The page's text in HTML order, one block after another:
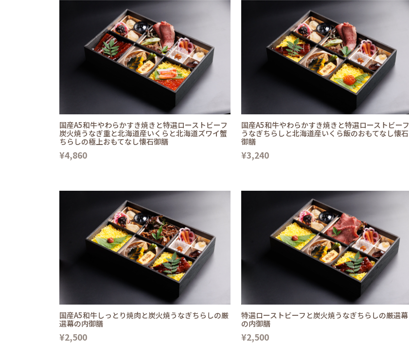
国産A5和牛やわらかすき焼きと特選ローストビーフ
炭火焼うなぎ重と北海道産いくらと北海道ズワイ蟹
ちらしの極上おもてなし懐石御膳
¥4,860
国産A5和牛やわらかすき焼きと特選ローストビーフ
うなぎちらしと北海道産いくら飯のおもてなし懐石
御膳
¥3,240
国産A5和牛しっとり焼肉と炭火焼うなぎちらしの厳
選幕の内御膳
¥2,500
特選ローストビーフと炭火焼うなぎちらしの厳選幕
の内御膳
¥2,500